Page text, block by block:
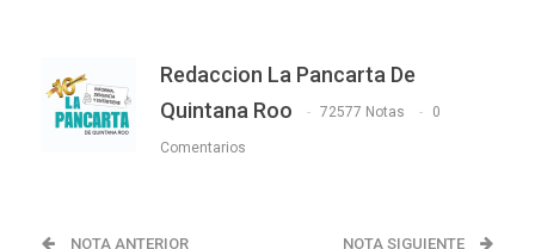
Redaccion La Pancarta De
Quintana Roo
72577 Notas 0
Comentarios
NOTA ANTERIOR NOTA SIGUIENTE